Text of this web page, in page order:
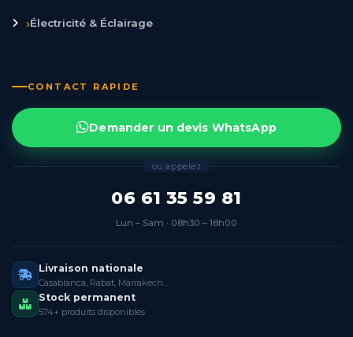
›Électricité & Éclairage
CONTACT RAPIDE
Demander un devis WhatsApp
ou appelez
06 61 35 59 81
Lun – Sam · 08h30 – 18h00
Livraison nationale
Casablanca, Rabat, Marrakech…
Stock permanent
574+ produits disponibles